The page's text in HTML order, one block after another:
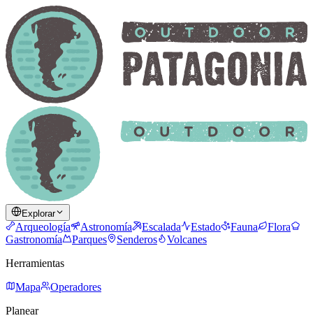
Explorar
Arqueología Astronomía Escalada Estado Fauna
Flora
Gastronomía
Parques Senderos
Volcanes
Herramientas
Mapa
Operadores
Planear